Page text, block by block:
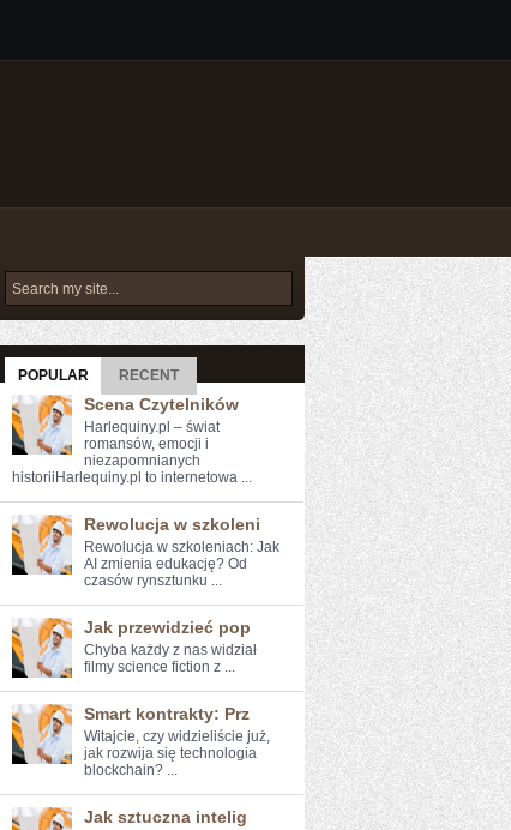
POPULAR RECENT
Scena Czytelników
Harlequiny.pl – świat
romansów, emocji i
niezapomnianych
historiiHarlequiny.pl to internetowa ...
Rewolucja w szkoleni
Rewolucja w szkoleniach: Jak
AI ⁣zmienia edukację? Od
czasów rynsztunku⁢ ...
Jak przewidzieć pop
Chyba każdy z nas ⁣widział
filmy science fiction‍ z ...
Smart kontrakty: Prz
Witajcie, czy​ widzieliście już,
jak rozwija się ‍technologia
blockchain? ...
Jak sztuczna intelig